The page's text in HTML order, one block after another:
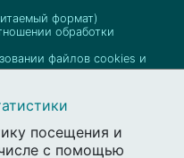
формат)
обработки
файлов cookies и
посещения и
с помощью